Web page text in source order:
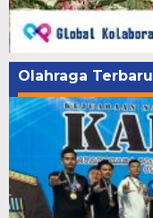
Olahraga Terbaru